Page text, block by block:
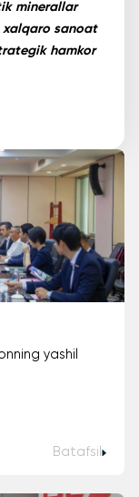
minerallar
sanoat
hamkor
yashil
Batafsil